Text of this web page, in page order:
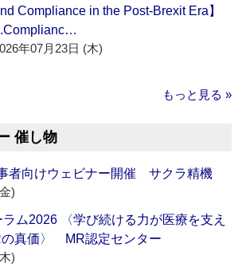
Compliance in the Post-Brexit Era】
年07月23日 (木)
もっと見る »
催し物
者向けウェビナー開催 サクラ精機
)
ム2026 〈学び続ける力が医療を支え
真価〉 MR認定センター
)